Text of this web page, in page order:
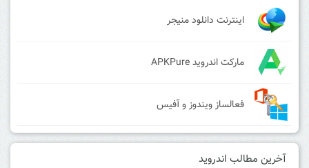
اینترنت دانلود منیجر
مارکت اندروید APKPure
فعالساز ویندوز و آفیس
آخرین مطالب اندروید